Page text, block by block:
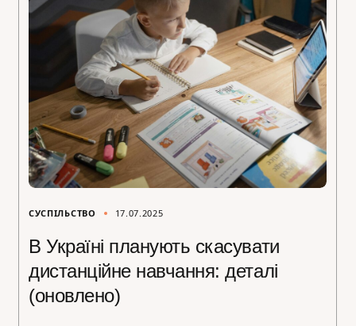
СУСПІЛЬСТВО 17.07.2025
В Україні планують скасувати
дистанційне навчання: деталі
(оновлено)